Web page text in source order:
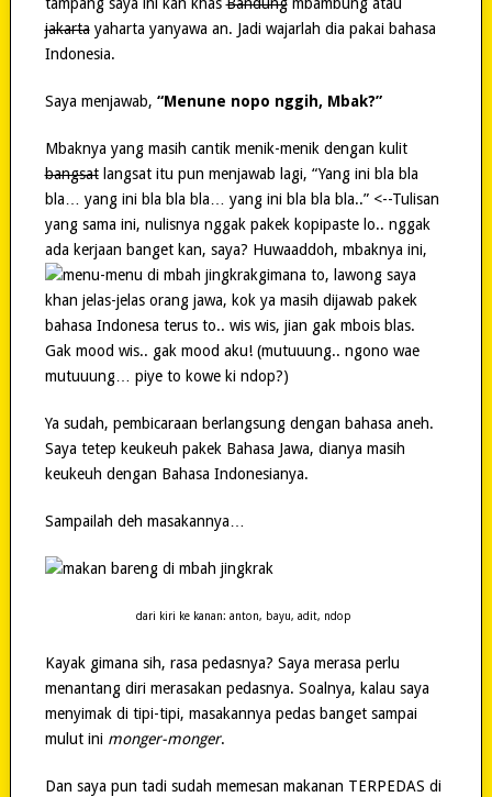
jakartayaharta yanyawa an. Jadi wajarlah dia pakai bahasa
Indonesia.
Saya menjawab, “Menune nopo nggih, Mbak?”
Mbaknya yang masih cantik menik-menik dengan kulit
bangsatlangsat itu pun menjawab lagi, “Yang ini bla bla
bla… yang ini bla bla bla… yang ini bla bla bla..” <--Tulisan
yang sama ini, nulisnya nggak pakek kopipaste lo.. nggak
ada kerjaan banget kan, saya? Huwaaddoh, mbaknya ini,
gimana to, lawong saya
khan jelas-jelas orang jawa, kok ya masih dijawab pakek
bahasa Indonesa terus to.. wis wis, jian gak mbois blas.
Gak mood wis.. gak mood aku! (mutuuung.. ngono wae
mutuuung… piye to kowe ki ndop?)
Ya sudah, pembicaraan berlangsung dengan bahasa aneh.
Saya tetep keukeuh pakek Bahasa Jawa, dianya masih
keukeuh dengan Bahasa Indonesianya.
Sampailah deh masakannya…
dari kiri ke kanan: anton, bayu, adit, ndop
Kayak gimana sih, rasa pedasnya? Saya merasa perlu
menantang diri merasakan pedasnya. Soalnya, kalau saya
menyimak di tipi-tipi, masakannya pedas banget sampai
mulut ini monger-monger.
Dan saya pun tadi sudah memesan makanan TERPEDAS di